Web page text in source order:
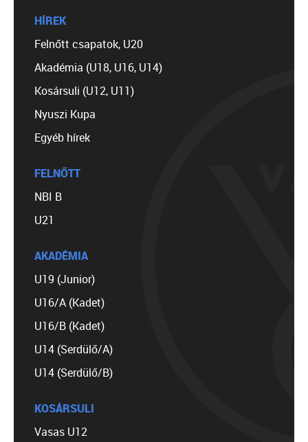
HÍREK
Felnőtt csapatok, U20
Akadémia (U18, U16, U14)
Kosársuli (U12, U11)
Nyuszi Kupa
Egyéb hírek
FELNŐTT
NBI B
U21
AKADÉMIA
U19 (Junior)
U16/A (Kadet)
U16/B (Kadet)
U14 (Serdülő/A)
U14 (Serdülő/B)
KOSÁRSULI
Vasas U12